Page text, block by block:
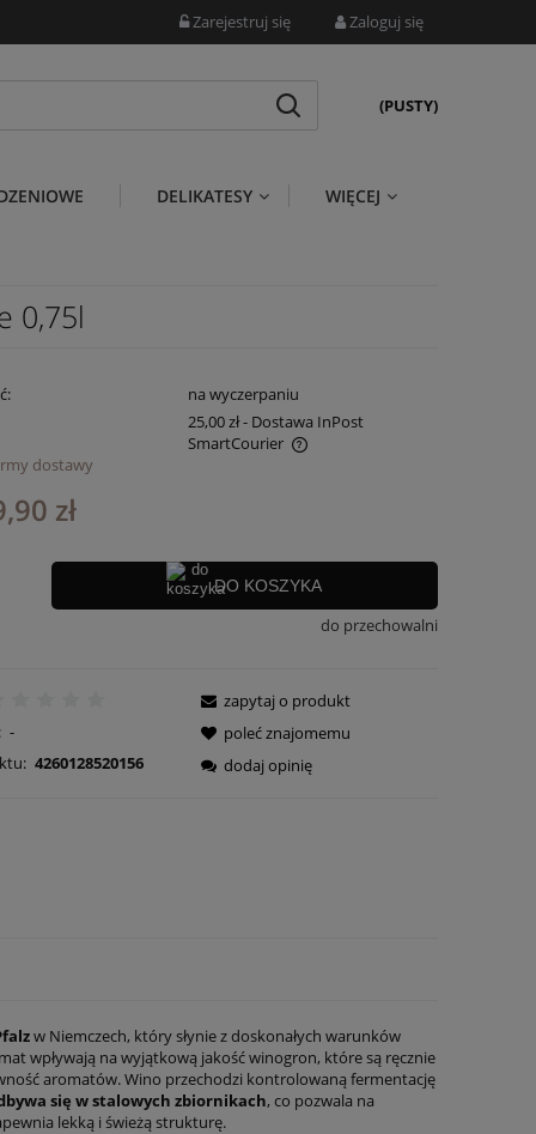
Zarejestruj się Zaloguj się
(PUSTY)
DELIKATESY WIĘCEJ
0,75l
na wyczerpaniu
25,00 zł- Dostawa InPost
SmartCourier
nie zawiera ewentualnych kosztów
dostawy
zł
DO KOSZYKA
do przechowalni
-
4260128520156
zapytaj o produkt
poleć znajomemu
dodaj opinię
w Niemczech, który słynie z doskonałych warunków
wpływają na wyjątkową jakość winogron, które są ręcznie
aromatów. Wino przechodzi kontrolowaną fermentację
się w stalowych zbiornikach, co pozwala na
lekką i świeżą strukturę.